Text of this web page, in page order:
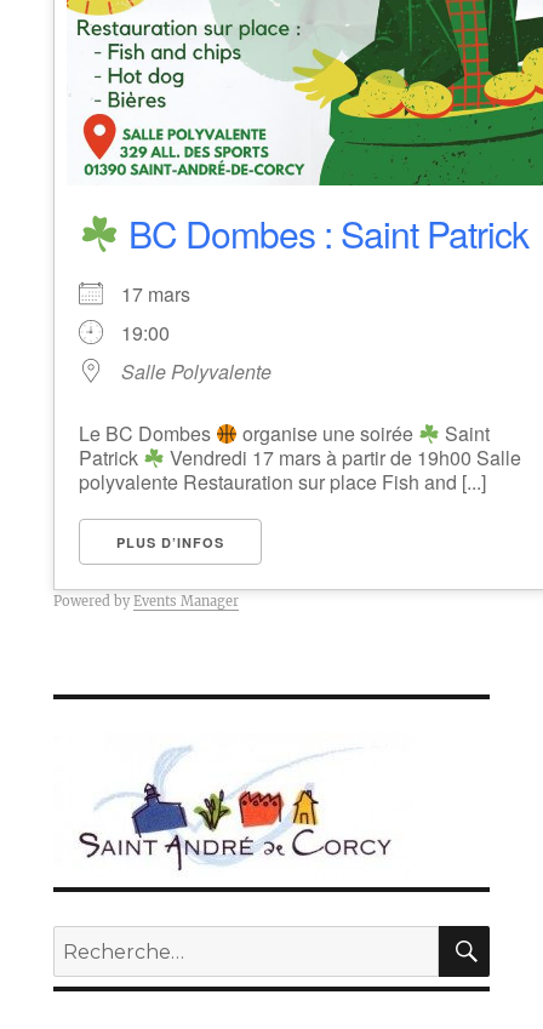
BC Dombes : Saint Patrick
17 mars
19:00
Salle Polyvalente
Le BC Dombes organise une soirée
Saint
Patrick
Vendredi 17 mars à partir de 19h00 Salle
polyvalente Restauration sur place Fish and [...]
PLUS D’INFOS
Powered byEvents Manager
Recherche
pour :